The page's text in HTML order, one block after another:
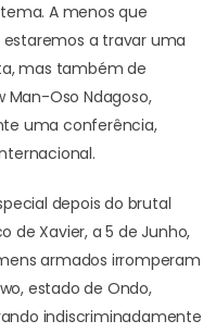
A menos que
a travar uma
mas também de
Man-Oso Ndagoso,
uma conferência,
depois do brutal
de Xavier, a 5 de Junho,
armados irromperam
estado de Ondo,
indiscriminadamente